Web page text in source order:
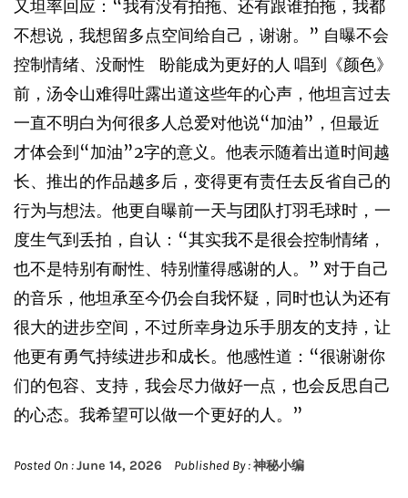
又坦率回应：“我有没有拍拖、还有跟谁拍拖，我都
不想说，我想留多点空间给自己，谢谢。” 自曝不会
控制情绪、没耐性 盼能成为更好的人 唱到《颜色》
前，汤令山难得吐露出道这些年的心声，他坦言过去
一直不明白为何很多人总爱对他说“加油”，但最近
才体会到“加油”2字的意义。他表示随着出道时间越
长、推出的作品越多后，变得更有责任去反省自己的
行为与想法。他更自曝前一天与团队打羽毛球时，一
度生气到丢拍，自认：“其实我不是很会控制情绪，
也不是特别有耐性、特别懂得感谢的人。” 对于自己
的音乐，他坦承至今仍会自我怀疑，同时也认为还有
很大的进步空间，不过所幸身边乐手朋友的支持，让
他更有勇气持续进步和成长。他感性道：“很谢谢你
们的包容、支持，我会尽力做好一点，也会反思自己
的心态。我希望可以做一个更好的人。”
Posted On :June 14, 2026 Published By :神秘小编